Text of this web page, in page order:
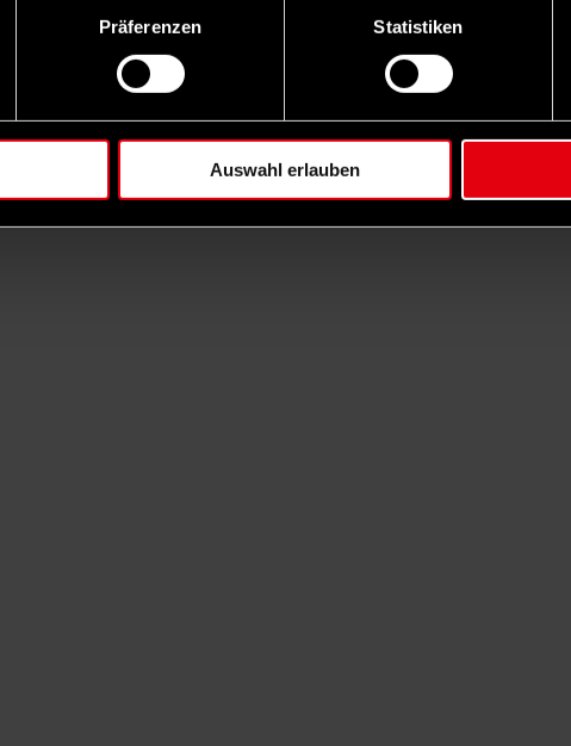
Präferenzen Statistiken
Auswahl erlauben